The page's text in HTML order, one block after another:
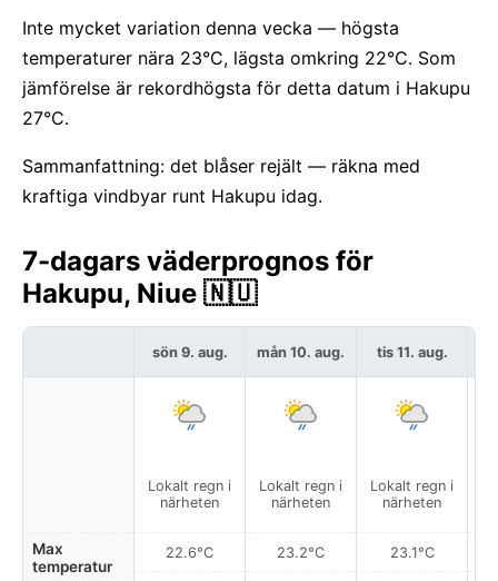
Inte mycket variation denna vecka — högsta
temperaturer nära 23°C, lägsta omkring 22°C. Som
jämförelse är rekordhögsta för detta datum i Hakupu
27°C.
Sammanfattning: det blåser rejält — räkna med
kraftiga vindbyar runt Hakupu idag.
7-dagars väderprognos för
Hakupu, Niue 🇳🇺
Max
temperatur
sön 9. aug.
Lokalt regn i
närheten
22.6°C
mån 10. aug.
Lokalt regn i
närheten
23.2°C
tis 11. aug.
Lokalt regn i
närheten
23.1°C